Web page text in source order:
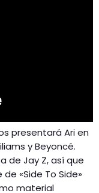
presentará Ari en
y Beyoncé.
de Jay Z, así que
«Side To Side»
material